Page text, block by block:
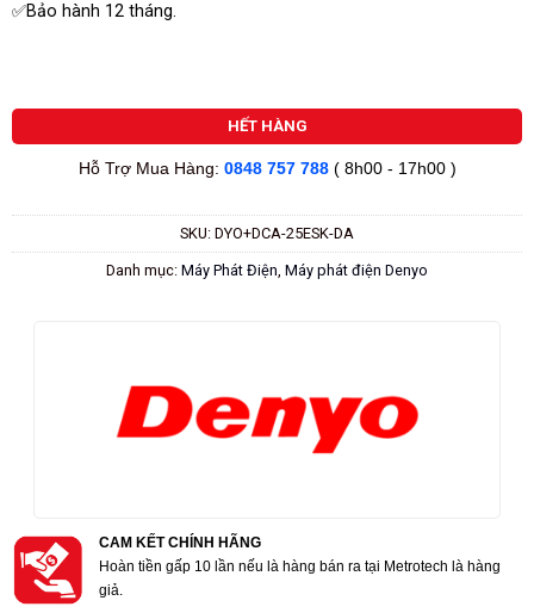
✅Bảo hành 12 tháng.
HẾT HÀNG
Hỗ Trợ Mua Hàng: 0848 757 788 ( 8h00 - 17h00 )
SKU: DYO+DCA-25ESK-DA
Danh mục: Máy Phát Điện Máy phát điện Denyo
CAM KẾT CHÍNH HÃNG
Hoàn tiền gấp 10 lần nếu là hàng bán ra tại Metrotech là hàng
giả.